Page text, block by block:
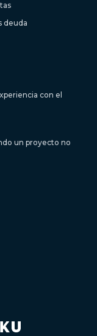
deuda
con el
un proyecto no